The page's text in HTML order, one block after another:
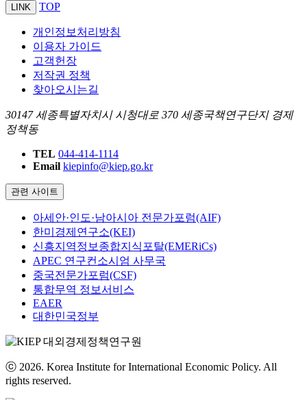
LINK TOP
개인정보처리방침
이용자 가이드
고객헌장
저작권 정책
찾아오시는길
30147 세종특별자치시 시청대로 370 세종국책연구단지 경제
정책동
TEL 044-414-1114
Email kiepinfo@kiep.go.kr
관련 사이트
아세안·인도·남아시아 전문가포럼(AIF)
한미경제연구소(KEI)
신흥지역정보종합지식포탈(EMERiCs)
APEC 연구컨소시엄 사무국
중국전문가포럼(CSF)
통합무역 정보서비스
EAER
대한민국정부
ⓒ 2026. Korea Institute for International Economic Policy. All
rights reserved.